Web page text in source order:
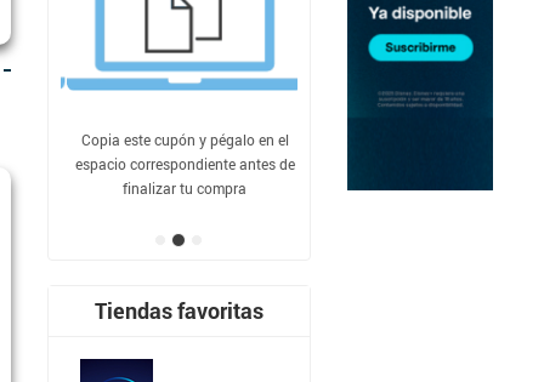
Copia este cupón y pégalo en el
espacio correspondiente antes de
finalizar tu compra
Tiendas favoritas